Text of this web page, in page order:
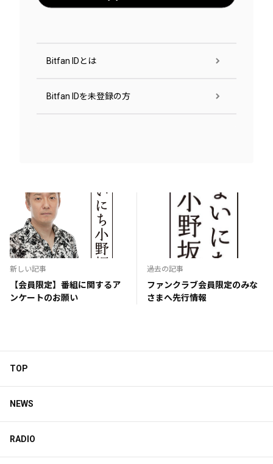
Bitfan IDとは
Bitfan IDを未登録の方
新しい記事
【会員限定】番組に関するア
ンケートのお願い
過去の記事
ファンクラブ会員限定のみな
さまへ先行情報
TOP
NEWS
RADIO